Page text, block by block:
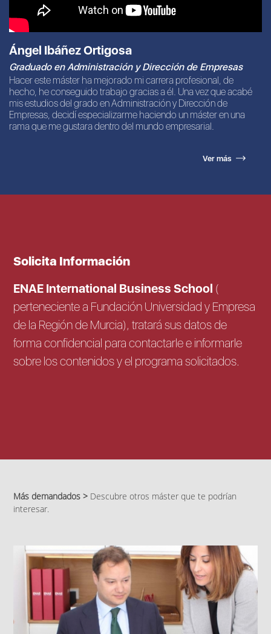
Ángel Ibáñez Ortigosa
Graduado en Administración y Dirección de Empresas
Hacer este máster ha mejorado mi carrera profesional, de
hecho, he conseguido trabajo gracias a él. Una vez que acabé
mis estudios del grado en Administración y Dirección de
Empresas, decidí especializarme haciendo un máster en una
rama que me gustara dentro del mundo empresarial.
Ver más
Solicita Información
ENAE International Business School (
perteneciente a Fundación Universidad y Empresa
de la Región de Murcia), tratará sus datos de
forma confidencial para contactarle e informarle
sobre los contenidos y el programa solicitados.
Más demandados > Descubre otros máster que te podrían
interesar.